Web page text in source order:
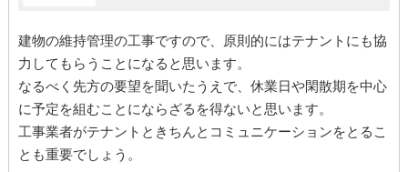
建物の維持管理の工事ですので、原則的にはテナントにも協
力してもらうことになると思います。
なるべく先方の要望を聞いたうえで、休業日や閑散期を中心
に予定を組むことにならざるを得ないと思います。
工事業者がテナントときちんとコミュニケーションをとるこ
とも重要でしょう。